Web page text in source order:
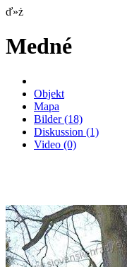
ď»ż
Medné
Objekt
Mapa
Bilder(18)
Diskussion (1)
Video (0)